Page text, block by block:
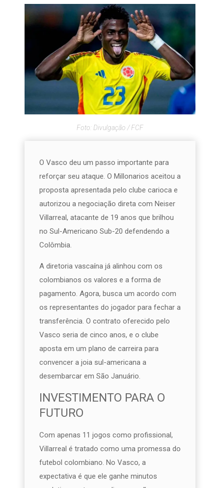
Foto: Divulgação / FCF
O Vasco deu um passo importante para
reforçar seu ataque. O Millonarios aceitou a
proposta apresentada pelo clube carioca e
autorizou a negociação direta com Neiser
Villarreal, atacante de 19 anos que brilhou
no Sul-Americano Sub-20 defendendo a
Colômbia.
A diretoria vascaína já alinhou com os
colombianos os valores e a forma de
pagamento. Agora, busca um acordo com
os representantes do jogador para fechar a
transferência. O contrato oferecido pelo
Vasco seria de cinco anos, e o clube
aposta em um plano de carreira para
convencer a joia sul-americana a
desembarcar em São Januário.
INVESTIMENTO PARA O
FUTURO
Com apenas 11 jogos como profissional,
Villarreal é tratado como uma promessa do
futebol colombiano. No Vasco, a
expectativa é que ele ganhe minutos